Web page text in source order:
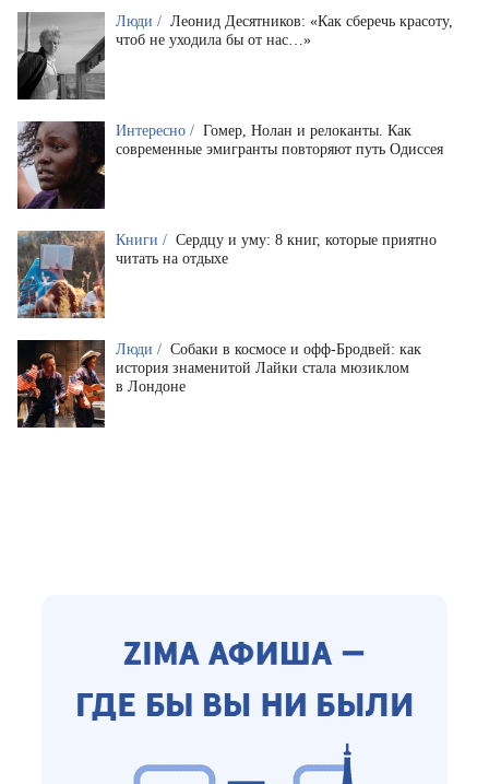
Люди / Леонид Десятников: «Как сберечь красоту,
чтоб не уходила бы от нас…»
Интересно / Гомер, Нолан и релоканты. Как
современные эмигранты повторяют путь Одиссея
Книги / Сердцу и уму: 8 книг, которые приятно
читать на отдыхе
Люди / Собаки в космосе и офф-Бродвей: как
история знаменитой Лайки стала мюзиклом
в Лондоне